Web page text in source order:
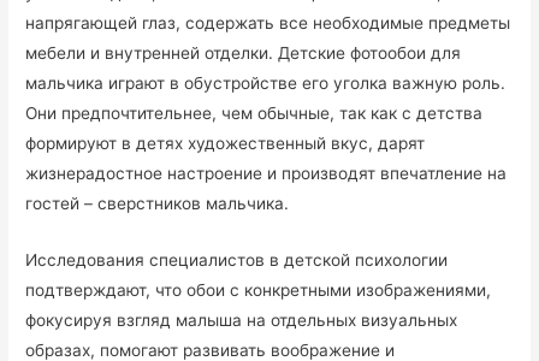
напрягающей глаз, содержать все необходимые предметы
мебели и внутренней отделки. Детские фотообои для
мальчика играют в обустройстве его уголка важную роль.
Они предпочтительнее, чем обычные, так как с детства
формируют в детях художественный вкус, дарят
жизнерадостное настроение и производят впечатление на
гостей – сверстников мальчика.
Исследования специалистов в детской психологии
подтверждают, что обои с конкретными изображениями,
фокусируя взгляд малыша на отдельных визуальных
образах, помогают развивать воображение и